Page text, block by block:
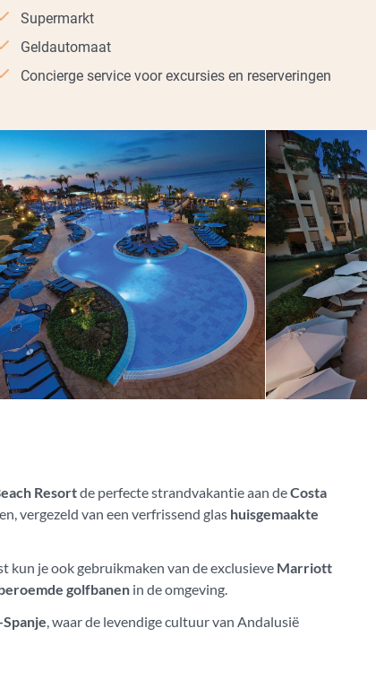
Supermarkt
Geldautomaat
Concierge service voor excursies en reserveringen
Resortde perfecte strandvakantie aan deCosta
vergezeld van een verfrissend glas huisgemaakte
kun je ook gebruikmaken van de exclusieve Marriott
golfbanen in de omgeving.
, waar de levendige cultuur van Andalusië